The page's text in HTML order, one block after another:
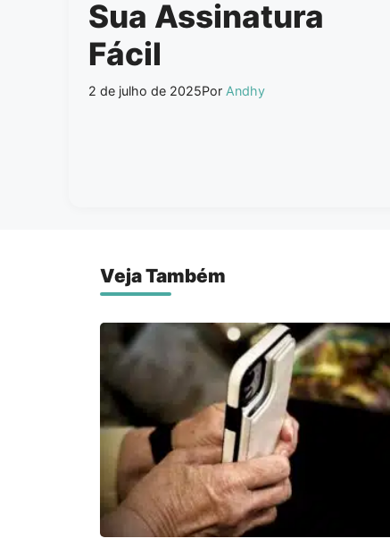
Sua Assinatura
Fácil
2 de julho de 2025Por Andhy
Veja Também